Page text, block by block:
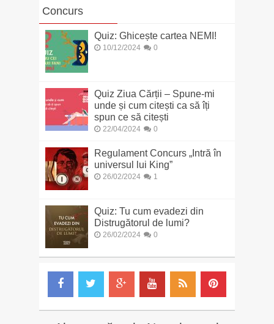
Concurs
Quiz: Ghicește cartea NEMI!
10/12/2024 0
Quiz Ziua Cărții – Spune-mi
unde și cum citești ca să îți
spun ce să citești
22/04/2024 0
Regulament Concurs „Intră în
universul lui King”
26/02/2024 1
Quiz: Tu cum evadezi din
Distrugătorul de lumi?
26/02/2024 0